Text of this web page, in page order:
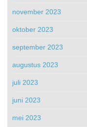
november 2023
oktober 2023
september 2023
augustus 2023
juli 2023
juni 2023
mei 2023